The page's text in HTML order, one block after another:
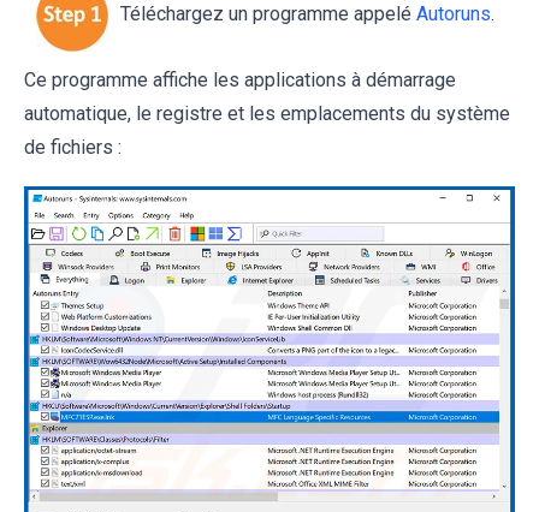
Téléchargez un programme appelé Autoruns.
Ce programme affiche les applications à démarrage
automatique, le registre et les emplacements du système
de fichiers :